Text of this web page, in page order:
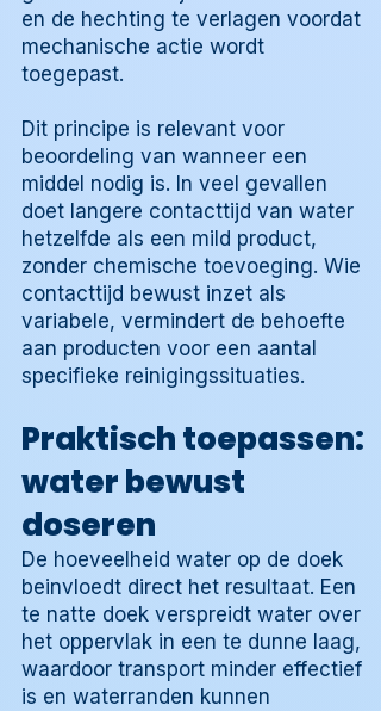
en de hechting te verlagen voordat
mechanische actie wordt
toegepast.
Dit principe is relevant voor
beoordeling van wanneer een
middel nodig is. In veel gevallen
doet langere contacttijd van water
hetzelfde als een mild product,
zonder chemische toevoeging. Wie
contacttijd bewust inzet als
variabele, vermindert de behoefte
aan producten voor een aantal
specifieke reinigingssituaties.
Praktisch toepassen:
water bewust
doseren
De hoeveelheid water op de doek
beinvloedt direct het resultaat. Een
te natte doek verspreidt water over
het oppervlak in een te dunne laag,
waardoor transport minder effectief
is en waterranden kunnen